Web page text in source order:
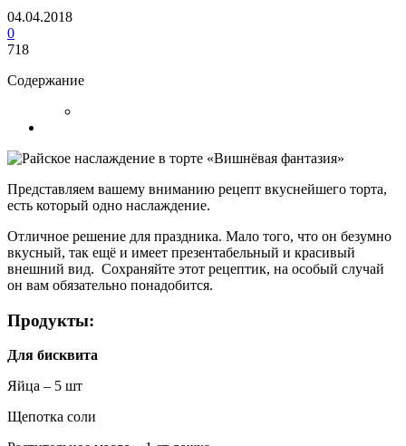
04.04.2018
0
718
Содержание
Представляем вашему вниманию рецепт вкуснейшего торта,
есть который одно наслаждение.
Отличное решение для праздника. Мало того, что он безумно
вкусный, так ещё и имеет презентабельный и красивый
внешний вид. Сохраняйте этот рецептик, на особый случай
он вам обязательно понадобится.
Продукты:
Для бисквита
Яйца – 5 шт
Щепотка соли